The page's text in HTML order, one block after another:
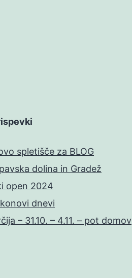
spletišče za BLOG
dolina in Gradež
open 2024
dnevi
– 31.10. – 4.11. – pot domov